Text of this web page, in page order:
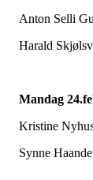
Anton Selli
Harald
Mandag
Kristine
Synne